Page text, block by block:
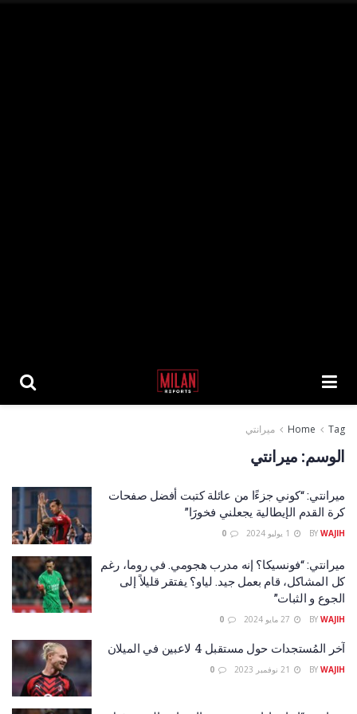
Home Tag ميرانتي
الوسم: ميرانتي
ميرانتي: “كوني جزءًا من عائلة كتبت أفضل صفحات
كرة القدم الإيطالية يجعلني فخورََا”
BY WAJIH
ميرانتي: “فونسيكا؟ إنه مدرب هجومي. في روما، رغم
كل المشاكل، قام بعمل جيد. لياو؟ يفتقر قليلاً إلى
الجوع و الثبات”
BY WAJIH
آخر المُستجدات حول مستقبل 4 لاعبين في الميلان
BY WAJIH